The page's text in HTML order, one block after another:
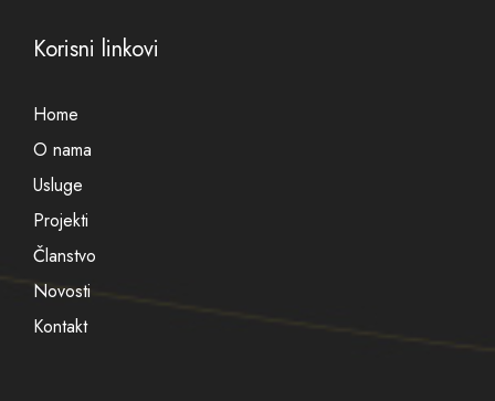
Korisni linkovi
Home
O nama
Usluge
Projekti
Članstvo
Novosti
Kontakt